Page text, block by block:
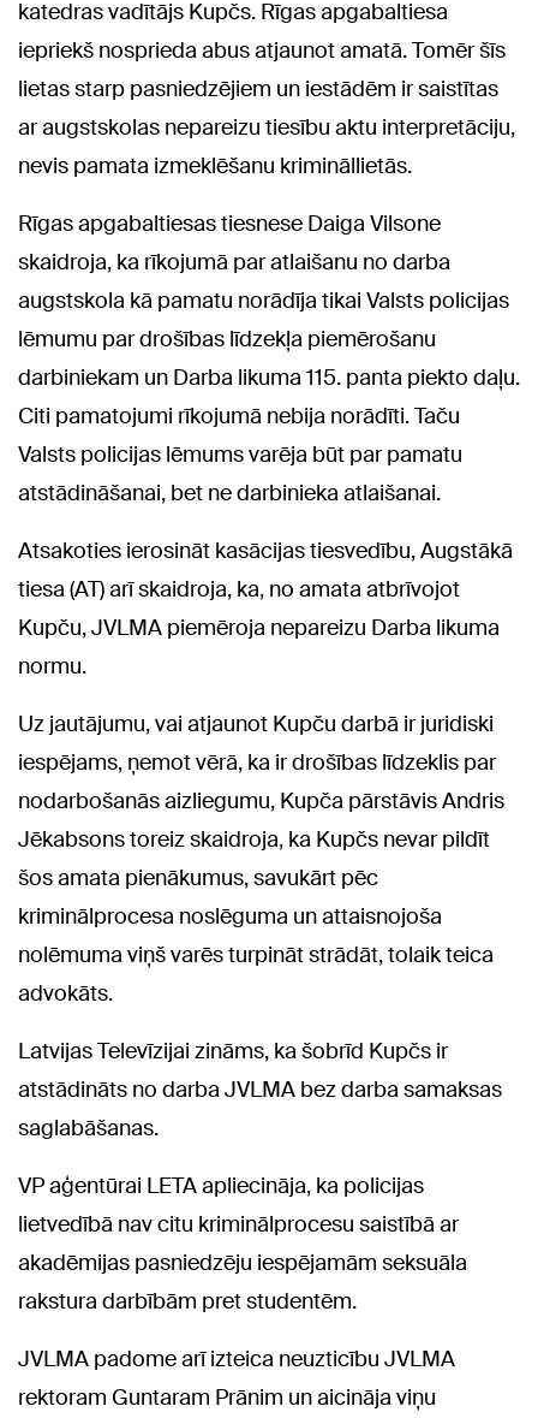
katedras vadītājs Kupčs. Rīgas apgabaltiesa
iepriekš nosprieda abus atjaunot amatā. Tomēr šīs
lietas starp pasniedzējiem un iestādēm ir saistītas
ar augstskolas nepareizu tiesību aktu interpretāciju,
nevis pamata izmeklēšanu krimināllietās.
Rīgas apgabaltiesas tiesnese Daiga Vilsone
skaidroja, ka rīkojumā par atlaišanu no darba
augstskola kā pamatu norādīja tikai Valsts policijas
lēmumu par drošības līdzekļa piemērošanu
darbiniekam un Darba likuma 115. panta piekto daļu.
Citi pamatojumi rīkojumā nebija norādīti. Taču
Valsts policijas lēmums varēja būt par pamatu
atstādināšanai, bet ne darbinieka atlaišanai.
Atsakoties ierosināt kasācijas tiesvedību, Augstākā
tiesa (AT) arī skaidroja, ka, no amata atbrīvojot
Kupču, JVLMA piemēroja nepareizu Darba likuma
normu.
Uz jautājumu, vai atjaunot Kupču darbā ir juridiski
iespējams, ņemot vērā, ka ir drošības līdzeklis par
nodarbošanās aizliegumu, Kupča pārstāvis Andris
Jēkabsons toreiz skaidroja, ka Kupčs nevar pildīt
šos amata pienākumus, savukārt pēc
kriminālprocesa noslēguma un attaisnojoša
nolēmuma viņš varēs turpināt strādāt, tolaik teica
advokāts.
Latvijas Televīzijai zināms, ka šobrīd Kupčs ir
atstādināts no darba JVLMA bez darba samaksas
saglabāšanas.
VP aģentūrai LETA apliecināja, ka policijas
lietvedībā nav citu kriminālprocesu saistībā ar
akadēmijas pasniedzēju iespējamām seksuāla
rakstura darbībām pret studentēm.
JVLMA padome arī izteica neuzticību JVLMA
rektoram Guntaram Prānim un aicināja viņu